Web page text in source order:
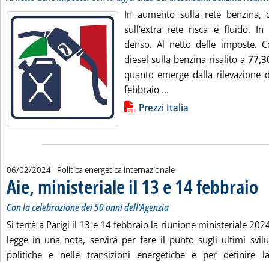
In aumento sulla rete benzina,
sull'extra rete risca e fluido.
denso. Al netto delle imposte.
diesel sulla benzina risalito a
quanto emerge dalla rilevazione
febbraio ...
Lista allegati PDF alla notizia
Prezzi Italia
06/02/2024- Politica energetica internazionale
Aie, ministeriale il 13 e 14 febbraio
Con la celebrazione dei 50 anni dell'Agenzia
Si terrà a Parigi il 13 e 14 febbraio la riunione ministeriale
legge in una nota, servirà per fare il punto sugli ultimi
politiche e nelle transizioni energetiche e per definire